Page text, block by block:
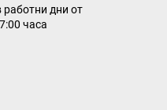
работни дни от
часа